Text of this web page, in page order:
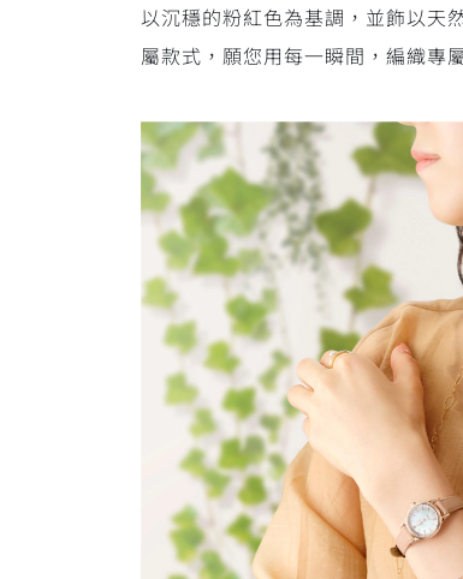
以沉穩的粉紅色為基調，並飾以
屬款式，願您用每一瞬間，編織專